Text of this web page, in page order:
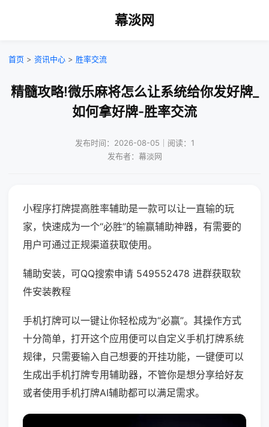
幕淡网
首页 > 资讯中心 > 胜率交流
精髓攻略!微乐麻将怎么让系统给你发好牌_
如何拿好牌-胜率交流
发布时间：2026-08-05｜阅读：1
发布者：幕淡网
小程序打牌提高胜率辅助是一款可以让一直输的玩
家，快速成为一个“必胜”的输赢辅助神器，有需要的
用户可通过正规渠道获取使用。
辅助安装，可QQ搜索申请 549552478 进群获取软
件安装教程
手机打牌可以一键让你轻松成为“必赢”。其操作方式
十分简单，打开这个应用便可以自定义手机打牌系统
规律，只需要输入自己想要的开挂功能，一键便可以
生成出手机打牌专用辅助器，不管你是想分享给好友
或者使用手机打牌AI辅助都可以满足需求。